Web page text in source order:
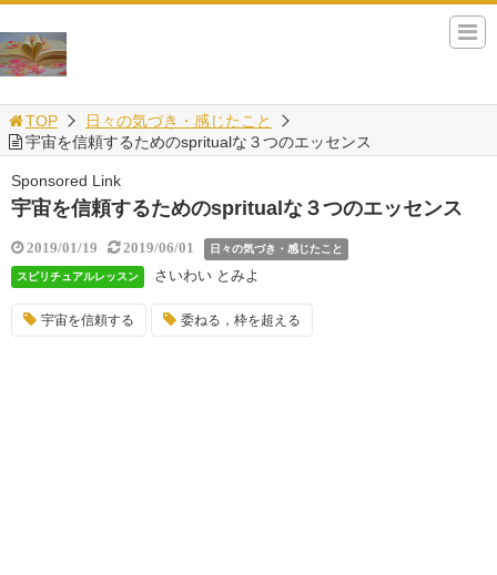
TOP
日々の気づき・感じたこと
宇宙を信頼するためのspritualな３つのエッセンス
Sponsored Link
宇宙を信頼するためのspritualな３つのエッセンス
2019/01/19 2019/06/01 日々の気づき・感じたこと
スピリチュアルレッスン さいわい とみよ
宇宙を信頼する 委ねる，枠を超える